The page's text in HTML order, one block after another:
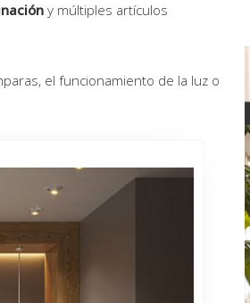
y múltiples artículos
el funcionamiento de la luz o